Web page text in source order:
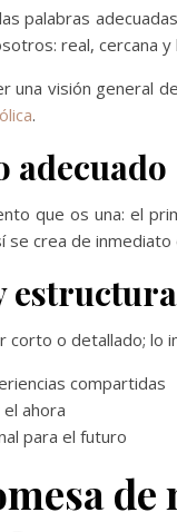
palabras
real, cercana y
una visión general
.
adecuado
que os una: el
se crea de
estructura
o detallado; lo
compartidas
ahora
para el futuro